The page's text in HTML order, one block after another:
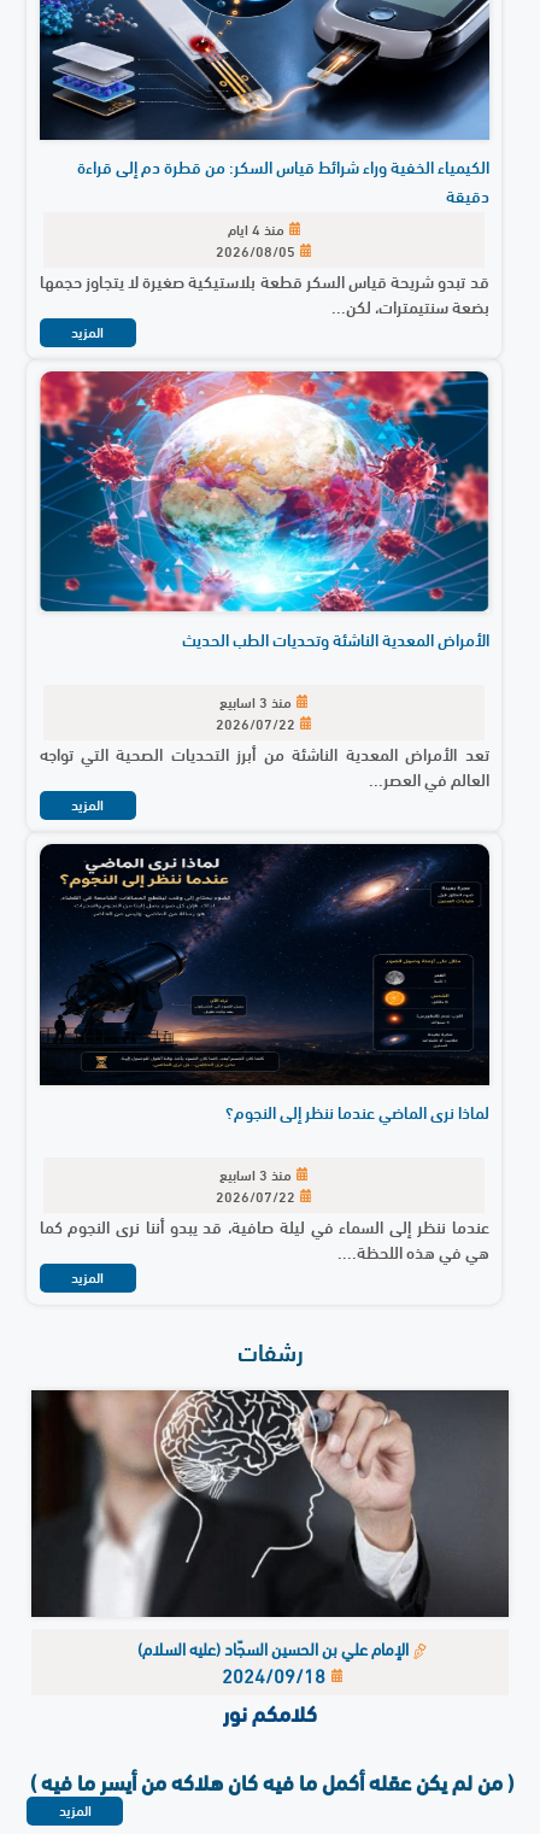
الكيمياء الخفية وراء شرائط قياس السكر: من قطرة دم إلى قراءة
دقيقة
منذ 4 ايام
2026/08/05
قد تبدو شريحة قياس السكر قطعة بلاستيكية صغيرة لا يتجاوز حجمها
بضعة سنتيمترات، لكن...
المزيد
الأمراض المعدية الناشئة وتحديات الطب الحديث
منذ 3 اسابيع
2026/07/22
تعد الأمراض المعدية الناشئة من أبرز التحديات الصحية التي تواجه
العالم في العصر...
المزيد
لماذا نرى الماضي عندما ننظر إلى النجوم؟
منذ 3 اسابيع
2026/07/22
عندما ننظر إلى السماء في ليلة صافية، قد يبدو أننا نرى النجوم كما
هي في هذه اللحظة....
المزيد
رشفات
الإمام علي بن الحسين السجّاد (عليه السلام)
2024/09/18
كلامكم نور
( من لم يكن عقله أكمل ما فيه كان هلاكه من أيسر ما فيه )
المزيد